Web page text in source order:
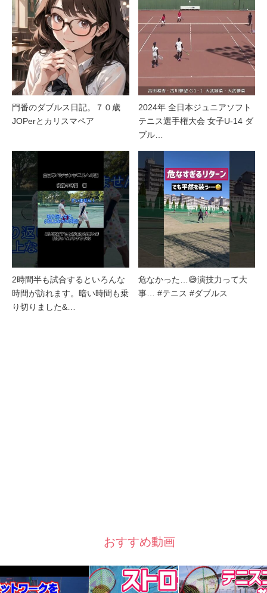
門番のダブルス日記。７０歳
JOPerとカリスマペア
2024年 全日本ジュニアソフト
テニス選手権大会 女子U-14 ダ
ブル…
2時間半も試合するといろんな
時間が訪れます。暗い時間も乗
り切りました&…
危なかった…😅演技力って大
事… #テニス #ダブルス
おすすめ動画